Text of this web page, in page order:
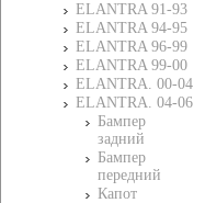
ELANTRA 91-93
ELANTRA 94-95
ELANTRA 96-99
ELANTRA 99-00
ELANTRA. 00-04
ELANTRA. 04-06
Бампер
задний
Бампер
передний
Капот